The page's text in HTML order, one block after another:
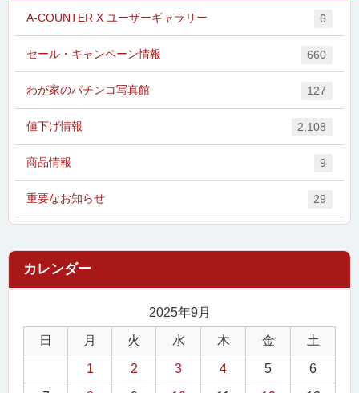
A-COUNTER X ユーザーギャラリー 6
セール・キャンペーン情報 660
わが家のパチンコ写真館 127
値下げ情報 2,108
商品情報 9
重要なお知らせ 29
2025年9月
日 月 火 水 木 金 土
1 2 3 4 5 6